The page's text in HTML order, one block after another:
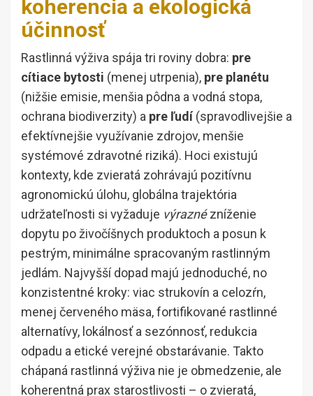
koherencia a ekologická
účinnosť
Rastlinná výživa spája tri roviny dobra: pre
cítiace bytosti (menej utrpenia), pre planétu
(nižšie emisie, menšia pôdna a vodná stopa,
ochrana biodiverzity) a pre ľudí(spravodlivejšie a
efektívnejšie využívanie zdrojov, menšie
systémové zdravotné riziká). Hoci existujú
kontexty, kde zvieratá zohrávajú pozitívnu
agronomickú úlohu, globálna trajektória
udržateľnosti si vyžaduje výraznézníženie
dopytu po živočíšnych produktoch a posun k
pestrým, minimálne spracovaným rastlinným
jedlám. Najvyšší dopad majú jednoduché, no
konzistentné kroky: viac strukovín a celozŕn,
menej červeného mäsa, fortifikované rastlinné
alternatívy, lokálnosť a sezónnosť, redukcia
odpadu a etické verejné obstarávanie. Takto
chápaná rastlinná výživa nie je obmedzenie, ale
koherentná prax starostlivosti – o zvieratá,